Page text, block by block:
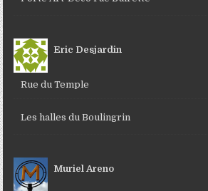
Eric Desjardin
Rue du Temple
Les halles du Boulingrin
Muriel Areno